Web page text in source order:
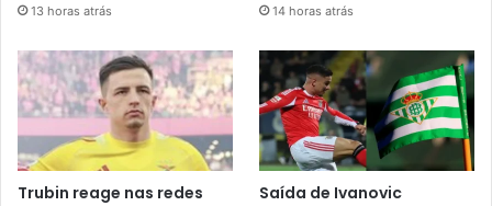
13 horas atrás 14 horas atrás
Trubin reage nas redes
Saída de Ivanovic